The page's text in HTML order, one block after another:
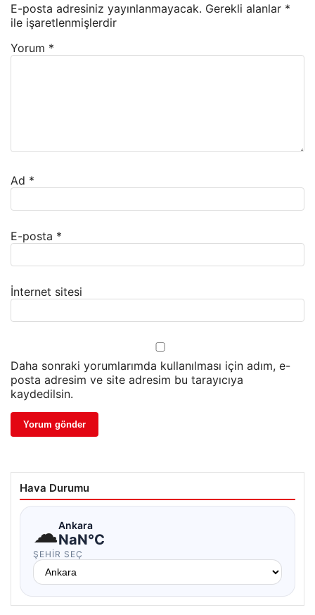
E-posta adresiniz yayınlanmayacak. Gerekli alanlar *
ile işaretlenmişlerdir
Yorum *
Ad *
E-posta *
İnternet sitesi
Daha sonraki yorumlarımda kullanılması için adım, e-
posta adresim ve site adresim bu tarayıcıya
kaydedilsin.
Hava Durumu
☁Ankara
NaN°C
ŞEHIR SEÇ